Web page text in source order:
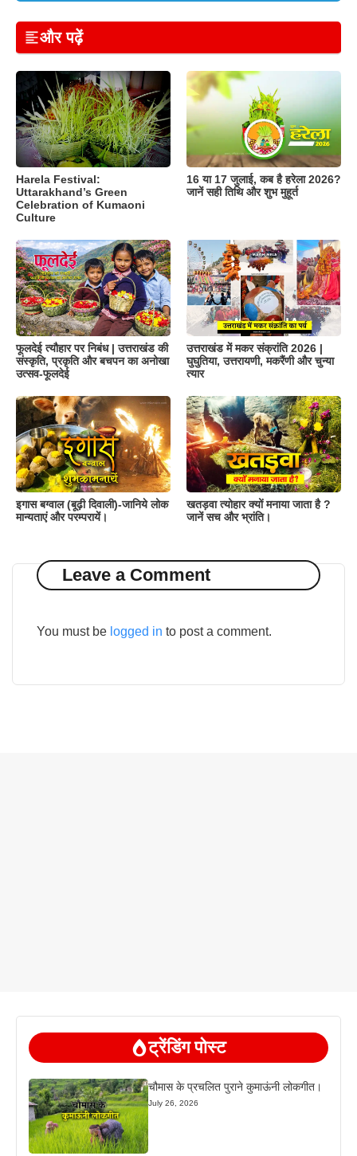
और पढ़ें
Harela Festival:
Uttarakhand’s Green
Celebration of Kumaoni
Culture
16 या 17 जुलाई, कब है हरेला 2026?
जानें सही तिथि और शुभ मुहूर्त
फूलदेई त्यौहार पर निबंध | उत्तराखंड की
संस्कृति, प्रकृति और बचपन का अनोखा
उत्सव-फूलदेई
उत्तराखंड में मकर संक्रांति 2026 |
घुघुतिया, उत्तरायणी, मकरैंणी और चुन्या
त्यार
इगास बग्वाल (बूढ़ी दिवाली)-जानिये लोक
मान्यताएं और परम्परायें।
खतड़वा त्योहार क्यों मनाया जाता है ?
जानें सच और भ्रांति।
Leave a Comment
You must be logged in to post a comment.
ट्रेंडिंग पोस्ट
चौमास के प्रचलित पुराने कुमाऊंनी लोकगीत।
July 26, 2026